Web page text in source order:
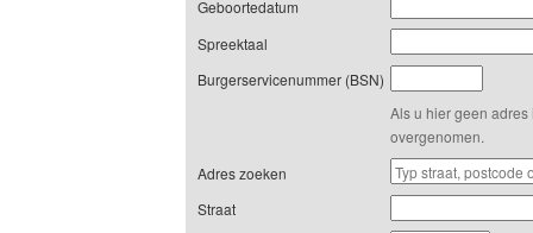
Geboortedatum
Spreektaal
Burgerservicenummer (BSN)
Als u hier geen
overgenomen.
Adres zoeken
Straat